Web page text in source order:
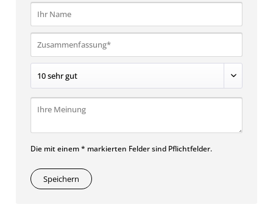
Die mit einem * markierten Felder sind Pflichtfelder.
Speichern